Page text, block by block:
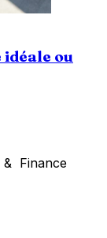
ou
& Finance